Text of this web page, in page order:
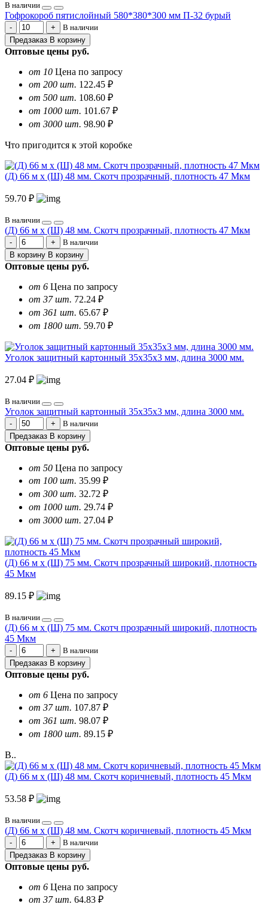
В наличии
Гофрокороб пятислойный 580*380*300 мм П-32 бурый
В наличии
Предзаказ В корзину
Оптовые цены руб.
от 10 Цена по запросу
от 200 шт. 122.45 ₽
от 500 шт. 108.60 ₽
от 1000 шт. 101.67 ₽
от 3000 шт. 98.90 ₽
Что пригодится к этой коробке
(Д) 66 м х (Ш) 48 мм. Скотч прозрачный, плотность 47 Мкм
59.70 ₽
В наличии
(Д) 66 м х (Ш) 48 мм. Скотч прозрачный, плотность 47 Мкм
В наличии
В корзину В корзину
Оптовые цены руб.
от 6 Цена по запросу
от 37 шт. 72.24 ₽
от 361 шт. 65.67 ₽
от 1800 шт. 59.70 ₽
Уголок защитный картонный 35х35х3 мм, длина 3000 мм.
27.04 ₽
В наличии
Уголок защитный картонный 35х35х3 мм, длина 3000 мм.
В наличии
Предзаказ В корзину
Оптовые цены руб.
от 50 Цена по запросу
от 100 шт. 35.99 ₽
от 300 шт. 32.72 ₽
от 1000 шт. 29.74 ₽
от 3000 шт. 27.04 ₽
(Д) 66 м х (Ш) 75 мм. Скотч прозрачный широкий, плотность
45 Мкм
89.15 ₽
В наличии
(Д) 66 м х (Ш) 75 мм. Скотч прозрачный широкий, плотность
45 Мкм
В наличии
Предзаказ В корзину
Оптовые цены руб.
от 6 Цена по запросу
от 37 шт. 107.87 ₽
от 361 шт. 98.07 ₽
от 1800 шт. 89.15 ₽
В..
(Д) 66 м х (Ш) 48 мм. Скотч коричневый, плотность 45 Мкм
53.58 ₽
В наличии
(Д) 66 м х (Ш) 48 мм. Скотч коричневый, плотность 45 Мкм
В наличии
Предзаказ В корзину
Оптовые цены руб.
от 6 Цена по запросу
от 37 шт. 64.83 ₽